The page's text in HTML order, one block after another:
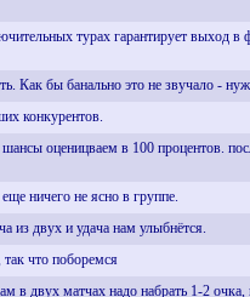
турах гарантирует
Как бы банально это не звучало -
конкурентов.
оценицваем в 100 процентов.
ничего не ясно в группе.
из двух и удача нам улыбнётся.
так что поборемся
матчах надо набрать 1-2 очка,